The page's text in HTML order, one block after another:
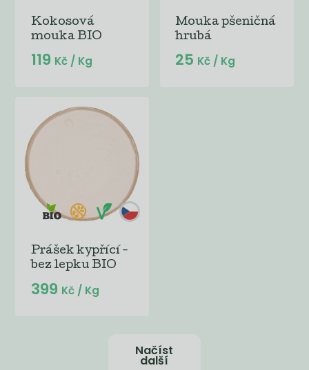
Kokosová
mouka BIO
119 Kč / Kg
Mouka pšeničná
hrubá
25 Kč / Kg
Prášek kypřící -
bez lepku BIO
399 Kč / Kg
Načíst
další